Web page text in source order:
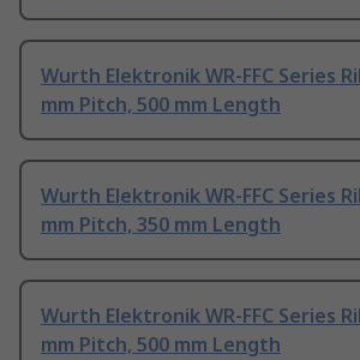
Wurth Elektronik WR-FFC Series
mm Pitch, 500 mm Length
Wurth Elektronik WR-FFC Series
mm Pitch, 350 mm Length
Wurth Elektronik WR-FFC Series
mm Pitch, 500 mm Length